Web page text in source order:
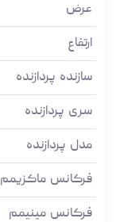
عرض
ارتفاع
سازنده پردازنده
سری پردازنده
مدل پردازنده
فرکانس ماکزیمم
فرکانس مینیمم